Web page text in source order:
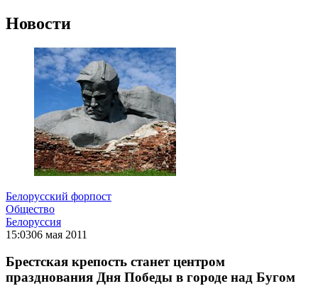
Новости
Белорусский форпост
Общество
Белоруссия
15:0306 мая 2011
Брестская крепость станет центром
празднования Дня Победы в городе над Бугом